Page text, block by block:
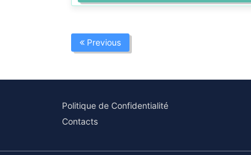
Previous
Politique de Confidentialité
Contacts